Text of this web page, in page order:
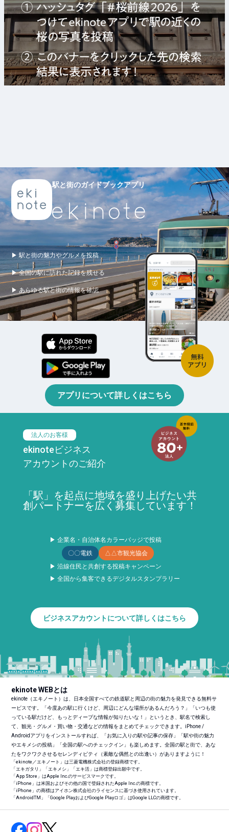
駅と街のガイドブックアプリ
▶ 駅と街の魅力やグルメを投稿
▶ 全国の駅に訪れた記録を残せる
▶ あらゆる駅と街の情報を確認
アプリについて詳しくはこちら
法人のお客様
ekinoteビジネス
アカウントのご紹介
「駅」を起点に地域を盛り上げたい共
創パートナーを広く募集しています！
▶ 企業名・自治体名カラーバッジで投稿
〇〇電鉄
△△市観光協会
▶ 沿線住民と共創する投稿キャンペーン
▶ 全国から集客できるデジタルスタンプラリー
ビジネスアカウントについて詳しくはこちら
ekinote WEBとは
ekinote（エキノート）は、日本全国すべての鉄道駅と周辺の街の魅力を発見できる無料サ
ービスです。「今度あの駅に行くけど、周辺にどんな場所があるんだろう？」「いつも使
っている駅だけど、もっとディープな情報が知りたいな！」というとき、駅名で検索し
て、観光・グルメ・買い物・交通などの情報をまとめてチェックできます。iPhone /
Androidアプリをインストールすれば、「お気に入りの駅や記事の保存」「駅や街の魅力
やエキメシの投稿」「全国の駅へのチェックイン」も楽しめます。全国の駅と街で、あな
たをワクワクさせるセレンディピティ（素敵な偶然との出逢い）がありますように！
「ekinote／エキノート」は三菱電機株式会社の登録商標です。
「エキガタリ」「エキメシ」「エキ活」は商標登録出願中です。
「App Store」はApple Inc.のサービスマークです。
「iPhone」は米国およびその他の国で登録されたApple Inc.の商標です。
「iPhone」の商標はアイホン株式会社のライセンスに基づき使用されています。
「AndroidTM 」「Google PlayおよびGoogle Playロゴ」はGoogle LLCの商標です。